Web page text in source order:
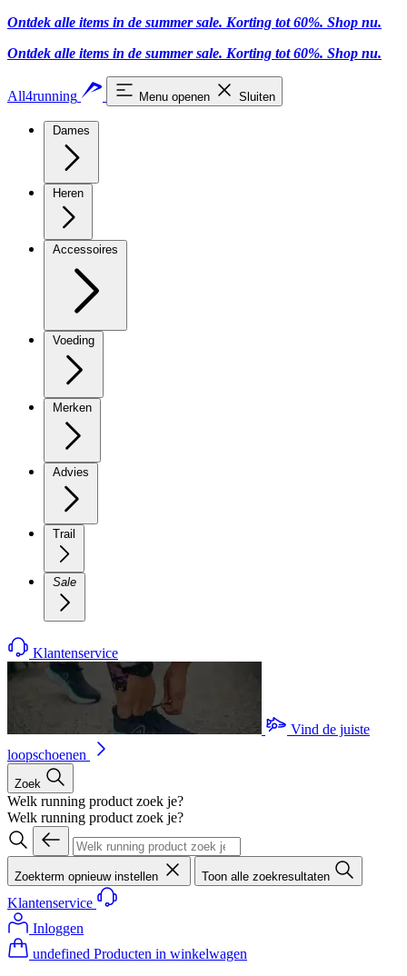
Ontdek alle items in de summer sale. Korting tot 60%. Shop nu.
Ontdek alle items in de summer sale. Korting tot 60%. Shop nu.
All4running Menu openen Sluiten
Dames
Heren
Accessoires
Voeding
Merken
Advies
Trail
Sale
Klantenservice
Vind de juiste
loopschoenen
Zoek
Welk running product zoek je?
Welk running product zoek je?
Zoekterm opnieuw instellen Toon alle zoekresultaten
Klantenservice
Inloggen
undefined Producten in winkelwagen